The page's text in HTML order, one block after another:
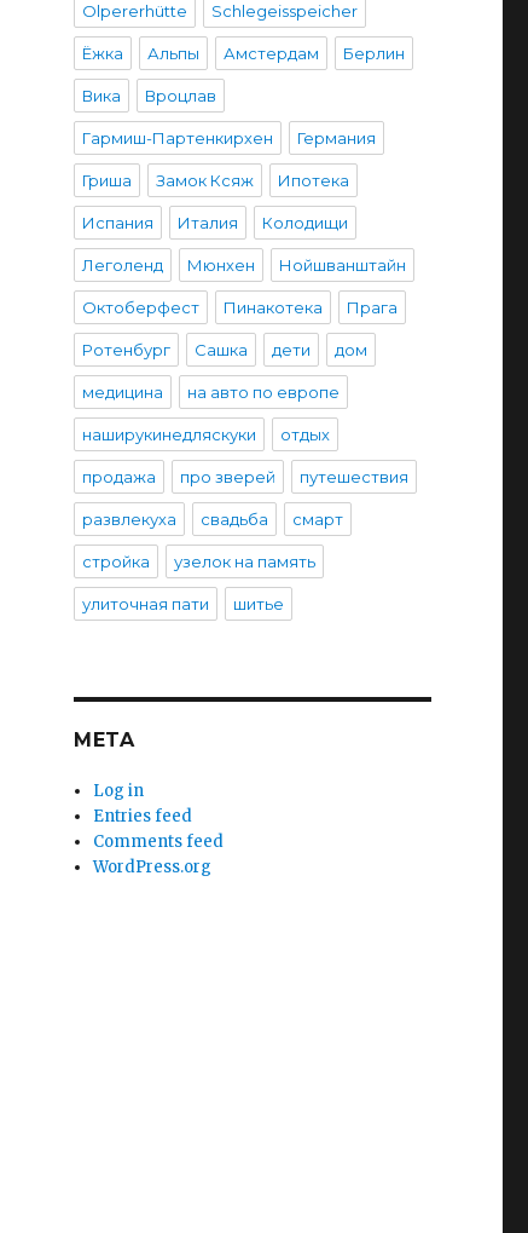
Olpererhütte Schlegeisspeicher
Ёжка Альпы Амстердам Берлин
Вика Вроцлав
Гармиш-Партенкирхен Германия
Гриша Замок Ксяж Ипотека
Испания Италия Колодищи
Леголенд Мюнхен Нойшванштайн
Октоберфест Пинакотека Прага
Ротенбург Сашка дети дом
медицина на авто по европе
наширукинедляскуки отдых
продажа про зверей путешествия
развлекуха свадьба смарт
стройка узелок на память
улиточная пати шитье
META
Log in
Entries feed
Comments feed
WordPress.org